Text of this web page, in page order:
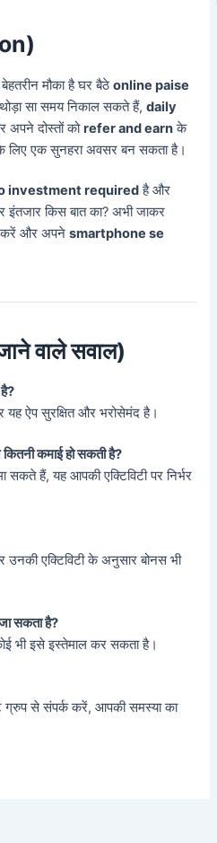
मौका है घर बैठेonline paise
सा समय निकाल सकते हैं,daily
दोस्तों कोrefer and earnके
लिए एक सुनहरा अवसर बन सकता है।
investment requiredहै और
इंतजार किस बात का? अभी जाकर
करें और अपनेsmartphone se
वाले सवाल)
ऐप सुरक्षित और भरोसेमंद है।
कमाई हो सकती है?
हैं, यह आपकी एक्टिविटी पर निर्भर
एक्टिविटी के अनुसार बोनस भी
सकता है?
भी इसे इस्तेमाल कर सकता है।
ग्रुप से संपर्क करें, आपकी समस्या का